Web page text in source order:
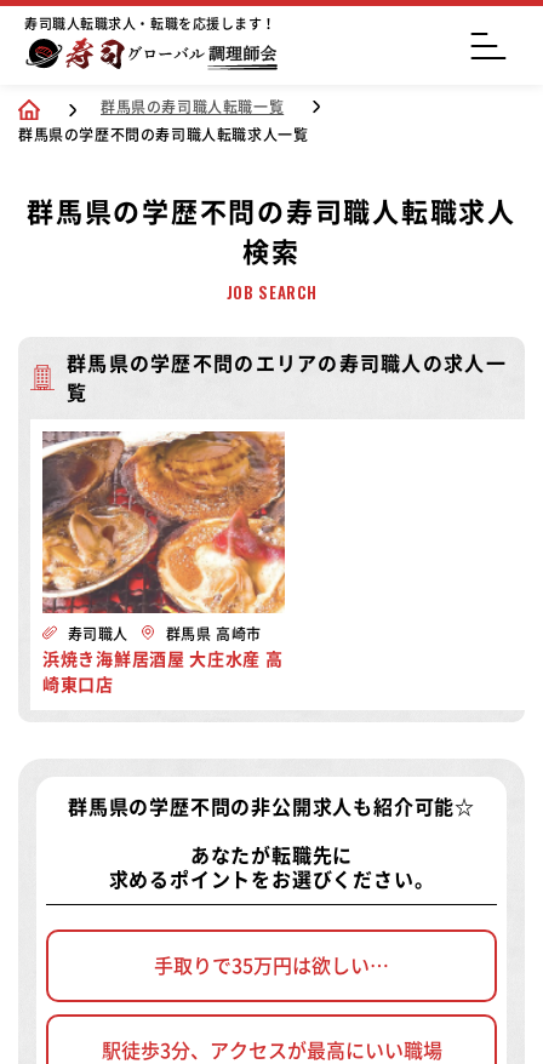
寿司職人転職求人・転職を応援します！
群馬県の寿司職人転職一覧
群馬県の学歴不問の寿司職人転職求人一覧
群馬県の学歴不問の寿司職人転職求人
検索
JOB SEARCH
群馬県の学歴不問のエリアの寿司職人の求人一
覧
寿司職人 群馬県 高崎市
浜焼き海鮮居酒屋 大庄水産 高
崎東口店
群馬県の学歴不問の非公開求人 も紹介可能☆
あなたが転職先に
求めるポイントをお選びください。
手取りで35万円は欲しい…
駅徒歩3分、アクセスが最高にいい職場